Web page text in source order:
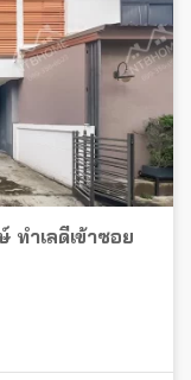
ทำเลดีเข้าซอย